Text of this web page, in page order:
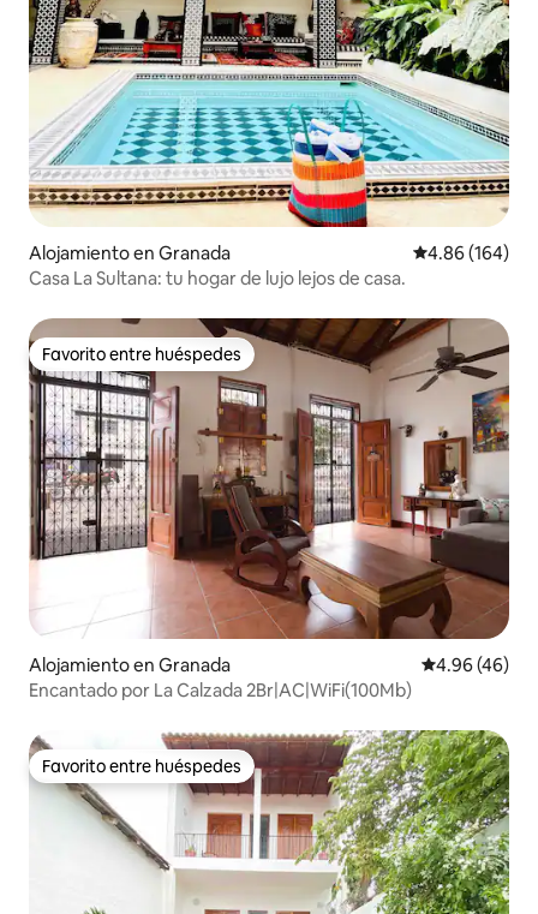
Alojamiento en Granada Calificación
4.86 (164)
Casa La Sultana: tu hogar de lujo lejos de casa.
Favorito entre huéspedes
Favorito entre huéspedes
Alojamiento en Granada Calificación
4.96 (46)
Encantado por La Calzada 2Br|AC|WiFi(100Mb)
Favorito entre huéspedes
Favorito entre huéspedes